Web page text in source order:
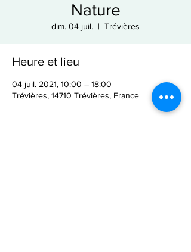
Nature
dim. 04 juil.
  |
Trévières
Heure et lieu
04 juil. 2021, 10:00 – 18:00
Trévières, 14710 Trévières, France